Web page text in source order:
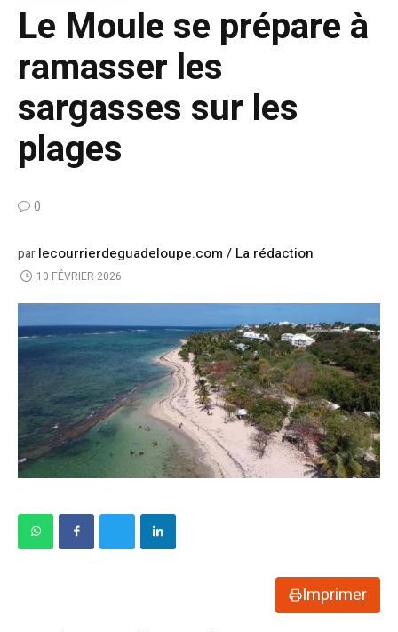
Le Moule se prépare à
ramasser les
sargasses sur les
plages
0
parlecourrierdeguadeloupe.com / La rédaction
10 FÉVRIER 2026
Imprimer